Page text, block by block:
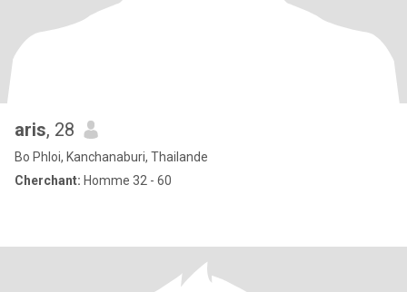
aris, 28
Bo Phloi, Kanchanaburi, Thailande
Cherchant: Homme 32 - 60